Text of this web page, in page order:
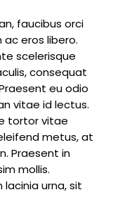
faucibus orci
ac eros libero.
scelerisque
consequat
eu odio
vitae id lectus.
tortor vitae
metus, at
Praesent in
mollis.
urna, sit